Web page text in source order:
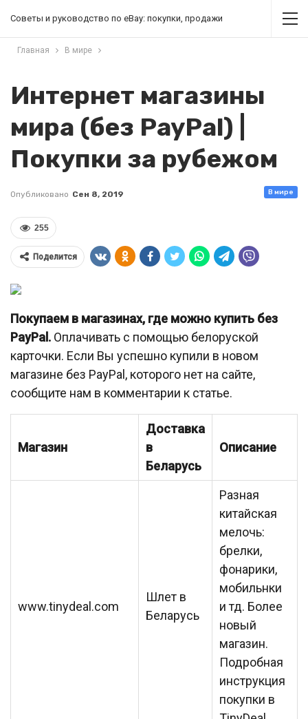
Советы и руководство по eBay: покупки, продажи
Главная В мире
Интернет магазины
мира (без PayPal) |
Покупки за рубежом
В мире
Опубликовано Сен 8, 2019
255
Поделится
Покупаем в магазинах, где можно купить без
PayPal. Оплачивать с помощью белоруской
карточки. Если Вы успешно купили в новом
магазине без PayPal, которого нет на сайте,
сообщите нам в комментарии к статье.
Магазин
Доставка
в
Беларусь
Описание
www.tinydeal.com
Шлет в
Беларусь
Разная
китайская
мелочь:
брелки,
фонарики,
мобильнки
и тд. Более
новый
магазин.
Подробная
инструкция
покупки в